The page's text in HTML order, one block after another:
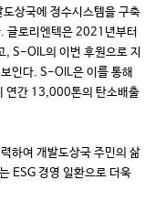
상국에 정수시스템을 구축
글로리엔텍은 2021년부터
, S-OIL의 이번 후원으로 지
인다. S-OIL은 이를 통해
연간 13,000톤의 탄소배출
하여 개발도상국 주민의 삶
ESG 경영 일환으로 더욱